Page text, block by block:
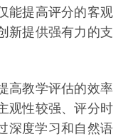
能提高评分的客观
新提供强有力的支
教学评估的效率
观性较强、评分时
深度学习和自然语